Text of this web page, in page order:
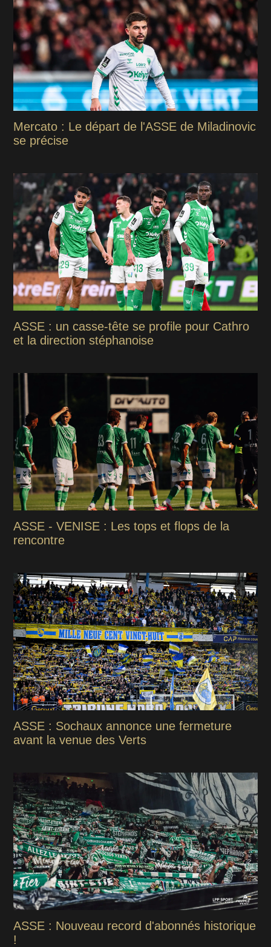
Mercato : Le départ de l'ASSE de Miladinovic
se précise
ASSE : un casse-tête se profile pour Cathro
et la direction stéphanoise
ASSE - VENISE : Les tops et flops de la
rencontre
ASSE : Sochaux annonce une fermeture
avant la venue des Verts
ASSE : Nouveau record d'abonnés historique
!